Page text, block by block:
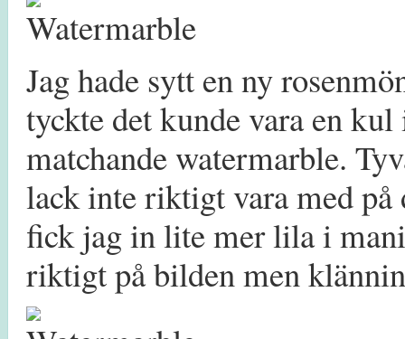
Jag hade sytt en ny
tyckte det kunde vara en
matchande watermarble.
lack inte riktigt vara med
fick jag in lite mer lila i
riktigt på bilden men